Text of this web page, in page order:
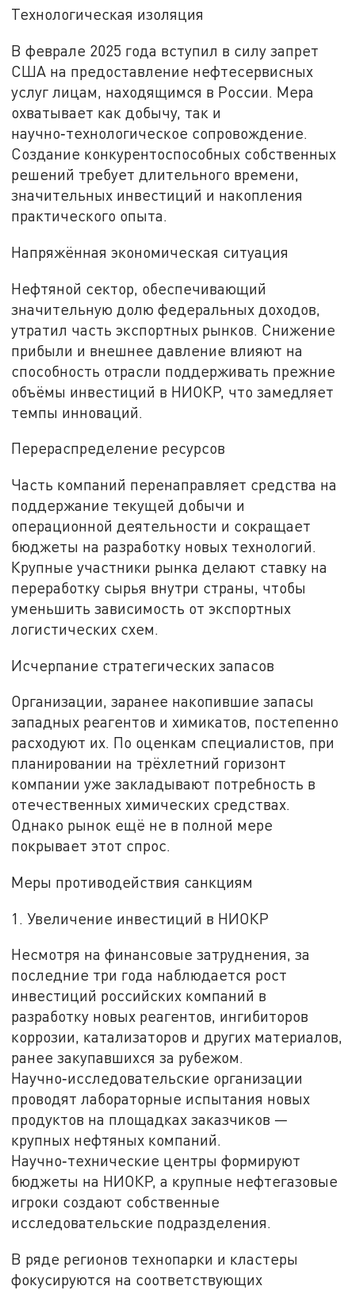
Технологическая изоляция
В феврале 2025 года вступил в силу запрет
США на предоставление нефтесервисных
услуг лицам, находящимся в России. Мера
охватывает как добычу, так и
научно‑технологическое сопровождение.
Создание конкурентоспособных собственных
решений требует длительного времени,
значительных инвестиций и накопления
практического опыта.
Напряжённая экономическая ситуация
Нефтяной сектор, обеспечивающий
значительную долю федеральных доходов,
утратил часть экспортных рынков. Снижение
прибыли и внешнее давление влияют на
способность отрасли поддерживать прежние
объёмы инвестиций в НИОКР, что замедляет
темпы инноваций.
Перераспределение ресурсов
Часть компаний перенаправляет средства на
поддержание текущей добычи и
операционной деятельности и сокращает
бюджеты на разработку новых технологий.
Крупные участники рынка делают ставку на
переработку сырья внутри страны, чтобы
уменьшить зависимость от экспортных
логистических схем.
Исчерпание стратегических запасов
Организации, заранее накопившие запасы
западных реагентов и химикатов, постепенно
расходуют их. По оценкам специалистов, при
планировании на трёхлетний горизонт
компании уже закладывают потребность в
отечественных химических средствах.
Однако рынок ещё не в полной мере
покрывает этот спрос.
Меры противодействия санкциям
1. Увеличение инвестиций в НИОКР
Несмотря на финансовые затруднения, за
последние три года наблюдается рост
инвестиций российских компаний в
разработку новых реагентов, ингибиторов
коррозии, катализаторов и других материалов,
ранее закупавшихся за рубежом.
Научно‑исследовательские организации
проводят лабораторные испытания новых
продуктов на площадках заказчиков —
крупных нефтяных компаний.
Научно‑технические центры формируют
бюджеты на НИОКР, а крупные нефтегазовые
игроки создают собственные
исследовательские подразделения.
В ряде регионов технопарки и кластеры
фокусируются на соответствующих